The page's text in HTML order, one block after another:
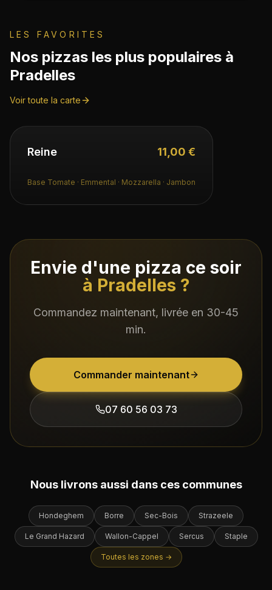
LES FAVORITES
Nos pizzas les plus populaires à
Pradelles
Voir toute la carte
Reine 11,00 €
Base Tomate · Emmental · Mozzarella · Jambon
Envie d'une pizza ce soir
à Pradelles ?
Commandez maintenant, livrée en 30-45
min.
Commander maintenant
07 60 56 03 73
Nous livrons aussi dans ces communes
Hondeghem Borre Sec-Bois Strazeele
Le Grand Hazard Wallon-Cappel Sercus Staple
Toutes les zones →